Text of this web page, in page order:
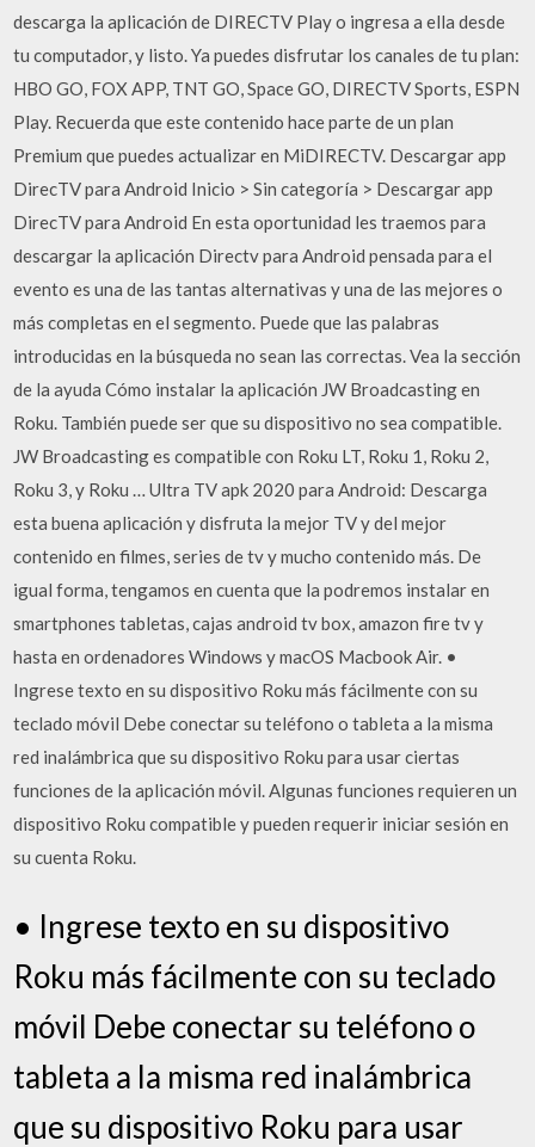
descarga la aplicación de DIRECTV Play o ingresa a ella desde
tu computador, y listo. Ya puedes disfrutar los canales de tu plan:
HBO GO, FOX APP, TNT GO, Space GO, DIRECTV Sports, ESPN
Play. Recuerda que este contenido hace parte de un plan
Premium que puedes actualizar en MiDIRECTV. Descargar app
DirecTV para Android Inicio > Sin categoría > Descargar app
DirecTV para Android En esta oportunidad les traemos para
descargar la aplicación Directv para Android pensada para el
evento es una de las tantas alternativas y una de las mejores o
más completas en el segmento. Puede que las palabras
introducidas en la búsqueda no sean las correctas. Vea la sección
de la ayuda Cómo instalar la aplicación JW Broadcasting en
Roku. También puede ser que su dispositivo no sea compatible.
JW Broadcasting es compatible con Roku LT, Roku 1, Roku 2,
Roku 3, y Roku … Ultra TV apk 2020 para Android: Descarga
esta buena aplicación y disfruta la mejor TV y del mejor
contenido en filmes, series de tv y mucho contenido más. De
igual forma, tengamos en cuenta que la podremos instalar en
smartphones tabletas, cajas android tv box, amazon fire tv y
hasta en ordenadores Windows y macOS Macbook Air. •
Ingrese texto en su dispositivo Roku más fácilmente con su
teclado móvil Debe conectar su teléfono o tableta a la misma
red inalámbrica que su dispositivo Roku para usar ciertas
funciones de la aplicación móvil. Algunas funciones requieren un
dispositivo Roku compatible y pueden requerir iniciar sesión en
su cuenta Roku.
• Ingrese texto en su dispositivo
Roku más fácilmente con su teclado
móvil Debe conectar su teléfono o
tableta a la misma red inalámbrica
que su dispositivo Roku para usar